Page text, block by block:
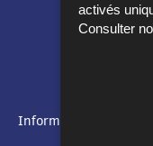
activés
Consulter
Informations utiles